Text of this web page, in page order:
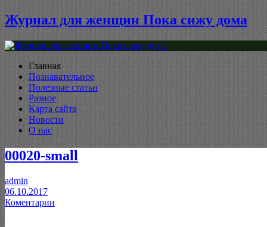
Журнал для женщин Пока сижу дома
Главная
Познавательное
Полезные статьи
Разное
Карта сайта
Новости
О нас
00020-small
admin
06.10.2017
Коментарии